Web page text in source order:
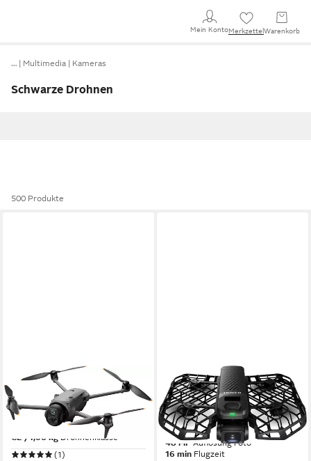
Mein KontoMerkzettel Warenkorb
… Multimedia Kameras
Schwarze Drohnen
500 Produkte
DJI
Mavic 4 Pro Drohne
6016 x 3384 Auflösung Video
Auflösung Foto
C2 /1,06 kg Drohnenklasse
(1)
HOVERAIR
HOVERAir X1 PROMAX
Ultimate Cycling Kit Drohne
8K Auflösung Video
48 MP Auflösung Foto
16 min Flugzeit